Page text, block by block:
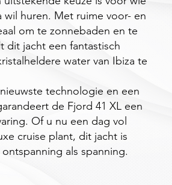
huren. Met ruime voor- en
om te zonnebaden en te
dit jacht een fantastisch
water van Ibiza te
technologie en een
de Fjord 41 XL een
Of u nu een dag vol
cruise plant, dit jacht is
als spanning.